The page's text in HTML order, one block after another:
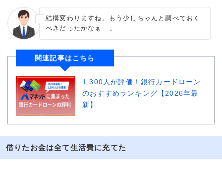
結構変わりますね。もう少しちゃんと調べておく
べきだったかなぁ...。
関連記事はこちら
1,300人が評価！銀行カードローン
のおすすめランキング【2026年最
新】
借りたお金は全て生活費に充てた